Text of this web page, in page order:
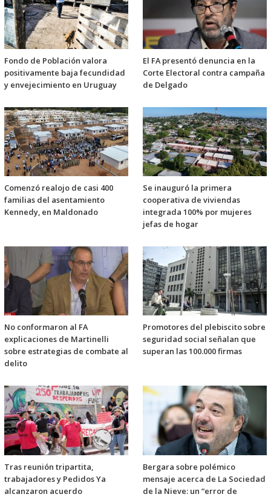
Fondo de Población valora
positivamente baja fecundidad
y envejecimiento en Uruguay
El FA presentó denuncia en la
Corte Electoral contra campaña
de Delgado
Comenzó realojo de casi 400
familias del asentamiento
Kennedy, en Maldonado
Se inauguró la primera
cooperativa de viviendas
integrada 100% por mujeres
jefas de hogar
No conformaron al FA
explicaciones de Martinelli
sobre estrategias de combate al
delito
Promotores del plebiscito sobre
seguridad social señalan que
superan las 100.000 firmas
Tras reunión tripartita,
trabajadores y Pedidos Ya
alcanzaron acuerdo
Bergara sobre polémico
mensaje acerca de La Sociedad
de la Nieve: un “error de